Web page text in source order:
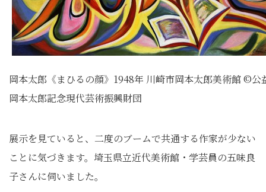
岡本太郎《まひるの顔》1948年 川崎市岡本太郎美術館 ©公
岡本太郎記念現代芸術振興財団
展示を見ていると、二度のブームで共通する作家が少ない
ことに気づきます。埼玉県立近代美術館・学芸員の五味良
子さんに伺いました。